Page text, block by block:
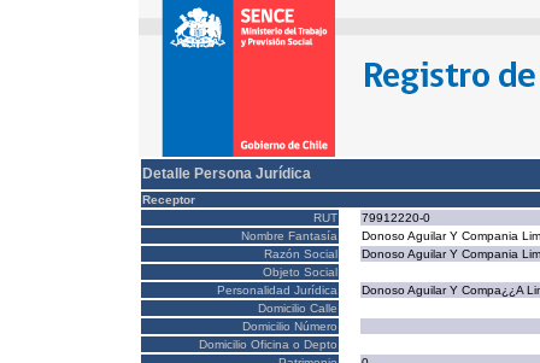
Detalle Persona Jurídica
Receptor
RUT
79912220-0
Nombre Fantasía
Donoso Aguilar Y Compania
Razón Social
Donoso Aguilar Y Compania
Objeto Social
Personalidad Jurídica
Donoso Aguilar Y Compa¿¿A
Domicilio Calle
Domicilio Número
Domicilio Oficina o Depto